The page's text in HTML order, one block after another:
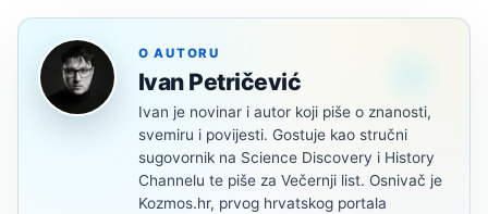
O AUTORU
Ivan Petričević
Ivan je novinar i autor koji piše o znanosti,
svemiru i povijesti. Gostuje kao stručni
sugovornik na Science Discovery i History
Channelu te piše za Večernji list. Osnivač je
Kozmos.hr, prvog hrvatskog portala